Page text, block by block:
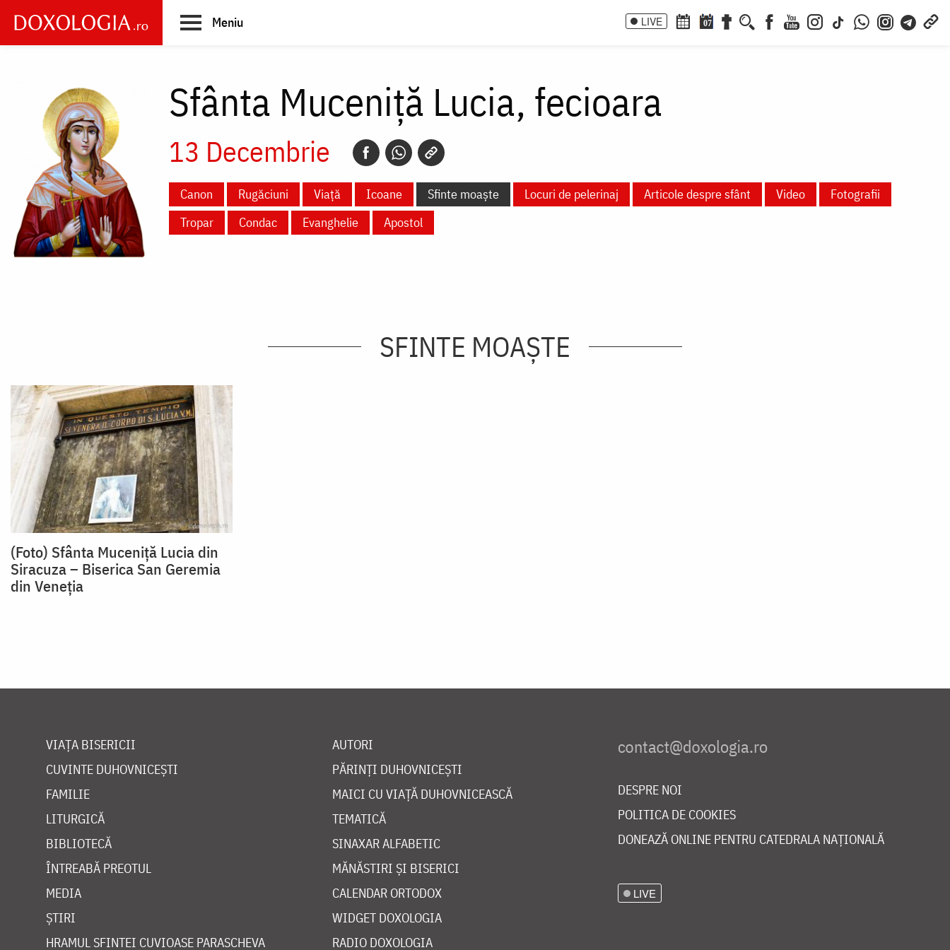
main
Meniu LIVE 07
Sfânta Muceniță Lucia, fecioara
13 Decembrie
Canon Rugăciuni Viață Icoane Sfinte moaște Locuri de pelerinaj Articole despre sfânt Video
Fotografii
Tropar
Condac Evanghelie Apostol
SFINTE MOAȘTE
(Foto) Sfânta Muceniță Lucia din
Siracuza – Biserica San Geremia
din Veneția
VIAȚA BISERICII
CUVINTE DUHOVNICEȘTI
FAMILIE
LITURGICĂ
BIBLIOTECĂ
ÎNTREABĂ PREOTUL
MEDIA
ȘTIRI
HRAMUL SFINTEI CUVIOASE PARASCHEVA
AUTORI
PĂRINȚI DUHOVNICEȘTI
MAICI CU VIAȚĂ DUHOVNICEASCĂ
TEMATICĂ
SINAXAR ALFABETIC
MĂNĂSTIRI ȘI BISERICI
CALENDAR ORTODOX
WIDGET DOXOLOGIA
RADIO DOXOLOGIA
DESPRE NOI
POLITICA DE COOKIES
DONEAZĂ ONLINE PENTRU CATEDRALA NAȚIONALĂ
LIVE